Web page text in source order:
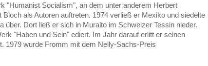
"Humanist Socialism", an dem unter anderem Herbert
Bloch als Autoren auftreten. 1974 verließ er Mexiko und siedelte
über. Dort ließ er sich in Muralto im Schweizer Tessin nieder.
"Haben und Sein" ediert. Im Jahr darauf erlitt er seinen
1979 wurde Fromm mit dem Nelly-Sachs-Preis